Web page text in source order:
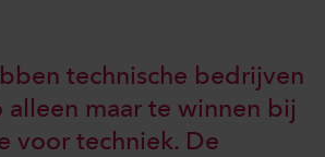
technische bedrijven
maar te winnen bij
voor techniek. De